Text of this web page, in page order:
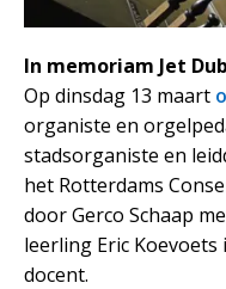
In memoriam Jet
Op dinsdag 13 maart
organiste en
stadsorganiste en
het Rotterdams
door Gerco Schaap
leerling Eric
docent.